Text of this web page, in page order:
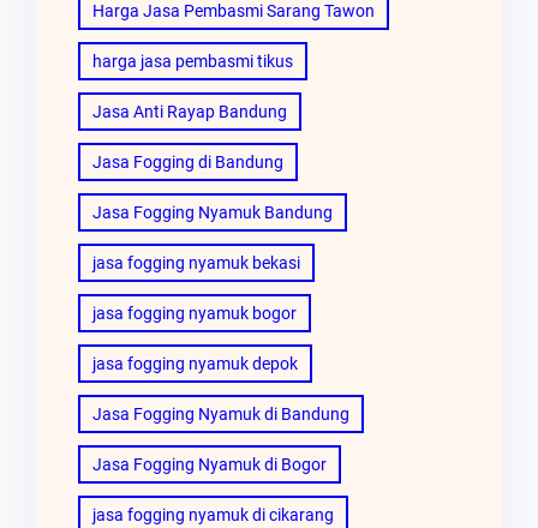
Harga Jasa Pembasmi Sarang Tawon
harga jasa pembasmi tikus
Jasa Anti Rayap Bandung
Jasa Fogging di Bandung
Jasa Fogging Nyamuk Bandung
jasa fogging nyamuk bekasi
jasa fogging nyamuk bogor
jasa fogging nyamuk depok
Jasa Fogging Nyamuk di Bandung
Jasa Fogging Nyamuk di Bogor
jasa fogging nyamuk di cikarang